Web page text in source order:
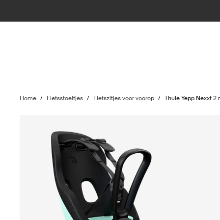
Home / Fietsstoeltjes / Fietszitjes voor voorop / Thule Yepp Nexxt 2